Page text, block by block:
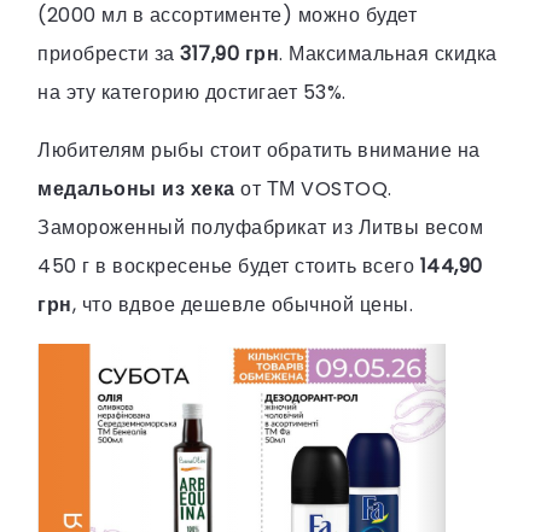
(2000 мл в ассортименте) можно будет
приобрести за 317,90 грн. Максимальная скидка
на эту категорию достигает 53%.
Любителям рыбы стоит обратить внимание на
медальоны из хека от ТМ VOSTOQ.
Замороженный полуфабрикат из Литвы весом
450 г в воскресенье будет стоить всего 144,90
грн, что вдвое дешевле обычной цены.